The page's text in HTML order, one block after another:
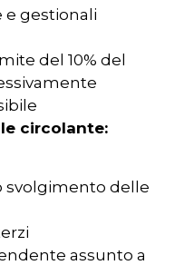
e gestionali
del 10% del
circolante:
svolgimento delle
assunto a